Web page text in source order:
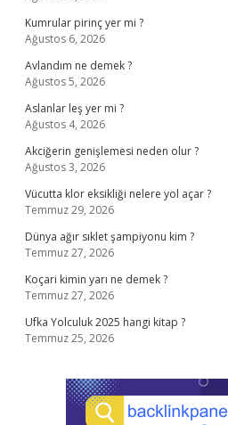
Kumrular pirinç yer mi ?
Ağustos 6, 2026
Avlandım ne demek ?
Ağustos 5, 2026
Aslanlar leş yer mi ?
Ağustos 4, 2026
Akciğerin genişlemesi neden olur ?
Ağustos 3, 2026
Vücutta klor eksikliği nelere yol açar ?
Temmuz 29, 2026
Dünya ağır sıklet şampiyonu kim ?
Temmuz 27, 2026
Koçari kimin yarı ne demek ?
Temmuz 27, 2026
Ufka Yolculuk 2025 hangi kitap ?
Temmuz 25, 2026